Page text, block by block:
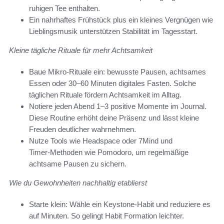
ruhigen Tee enthalten.
Ein nahrhaftes Frühstück plus ein kleines Vergnügen wie
Lieblingsmusik unterstützen Stabilität im Tagesstart.
Kleine tägliche Rituale für mehr Achtsamkeit
Baue Mikro‑Rituale ein: bewusste Pausen, achtsames
Essen oder 30–60 Minuten digitales Fasten. Solche
täglichen Rituale fördern Achtsamkeit im Alltag.
Notiere jeden Abend 1–3 positive Momente im Journal.
Diese Routine erhöht deine Präsenz und lässt kleine
Freuden deutlicher wahrnehmen.
Nutze Tools wie Headspace oder 7Mind und
Timer‑Methoden wie Pomodoro, um regelmäßige
achtsame Pausen zu sichern.
Wie du Gewohnheiten nachhaltig etablierst
Starte klein: Wähle ein Keystone‑Habit und reduziere es
auf Minuten. So gelingt Habit Formation leichter.